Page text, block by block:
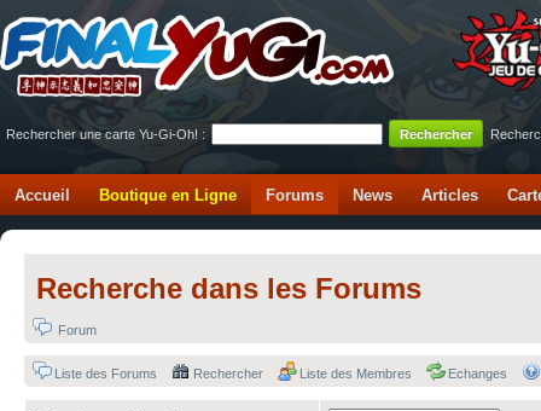
Rechercher une carte Yu-Gi-Oh! :
Accueil Boutique en Ligne Forums News Articles
Recherche dans les Forums
Forum
Liste des Forums Rechercher Liste des Membres Echanges